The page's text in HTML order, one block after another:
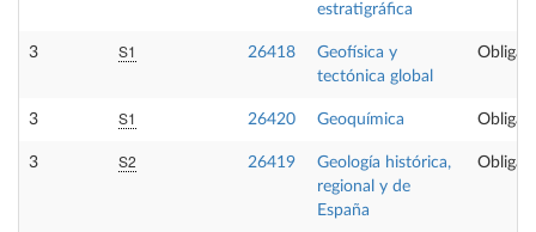
estratigráfica
3 S1 26418
Geofísica y
tectónica global
3 S1 26420 Geoquímica
3 S2 26419
Geología histórica,
regional y de
España